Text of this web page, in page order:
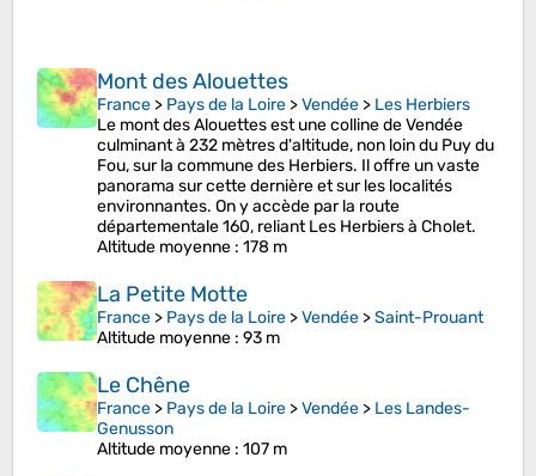
Mont des Alouettes
France > Pays de la Loire >Vendée > Les Herbiers
Le mont des Alouettes est une colline de Vendée
culminant à 232 mètres d'altitude, non loin du Puy du
Fou, sur la commune des Herbiers. Il offre un vaste
panorama sur cette dernière et sur les localités
environnantes. On y accède par la route
départementale 160, reliant Les Herbiers à Cholet.
Altitude moyenne : 178 m
La Petite Motte
France > Pays de la Loire >Vendée >Saint-Prouant
Altitude moyenne : 93 m
Le Chêne
France > Pays de la Loire >Vendée > Les Landes-
Genusson
Altitude moyenne : 107 m